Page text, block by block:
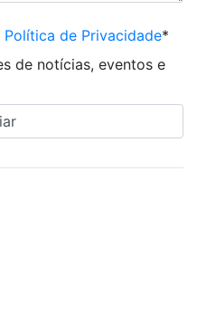
Política de Privacidade*
de notícias, eventos e